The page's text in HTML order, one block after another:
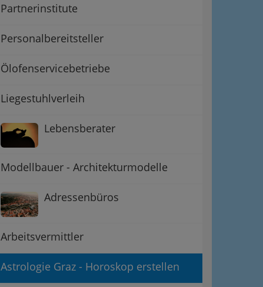
Partnerinstitute
Personalbereitsteller
Ölofenservicebetriebe
Liegestuhlverleih
Lebensberater
Modellbauer - Architekturmodelle
Adressenbüros
Arbeitsvermittler
Astrologie Graz - Horoskop erstellen